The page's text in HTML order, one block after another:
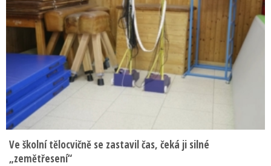
Ve školní tělocvičně se zastavil čas, čeká ji silné
„zemětřesení“